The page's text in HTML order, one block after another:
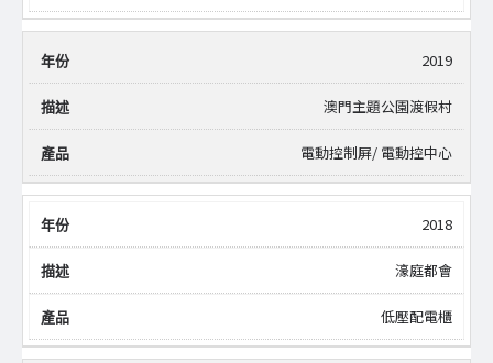
2019
澳門主題公園渡假村
電動控制屏/ 電動控中心
2018
濠庭都會
低壓配電櫃